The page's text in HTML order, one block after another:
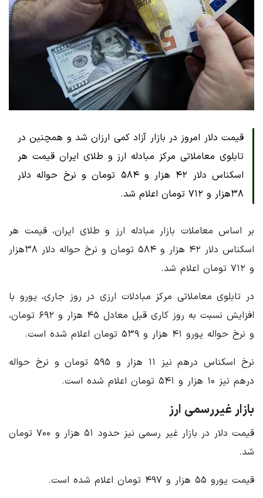
قیمت دلار امروز در بازار آزاد کمی ارزان شد و همچنین در
تابلوی معاملاتی مرکز مبادله ارز و طلای ایران قیمت هر
اسکناس دلار ۴۲ هزار و ۵۸۴ تومان و نرخ حواله دلار
۳۸هزار و ۷۱۲ تومان اعلام شد.
بر اساس معاملات بازار مبادله ارز و طلای ایران، قیمت هر
اسکناس دلار ۴۲ هزار و ۵۸۴ تومان و نرخ حواله دلار ۳۸هزار
و ۷۱۲ تومان اعلام شد.
در تابلوی معاملاتی مرکز مبادلات ارزی در روز جاری، یورو با
افزایش نسبت به روز کاری قبل معادل ۴۵ هزار و ۶۹۲ تومان،
و نرخ حواله یورو ۴۱ هزار و ۵۳۹ تومان اعلام شده است.
نرخ اسکناس درهم نیز ۱۱ هزار و ۵۹۵ تومان و نرخ حواله
درهم نیز ۱۰ هزار و ۵۴۱ تومان اعلام شده است.
بازار غیررسمی ارز
قیمت دلار در بازار غیر رسمی نیز حدود ۵۱ هزار و ۷۰۰ تومان
شد.
قیمت یورو ۵۵ هزار و ۴۹۷ تومان اعلام شده است.